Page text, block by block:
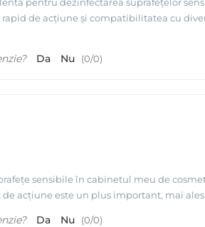
de acțiune și compatibilitatea cu
Da Nu (0/0)
sensibile în cabinetul meu de
acțiune este un plus important, mai
Da Nu (0/0)